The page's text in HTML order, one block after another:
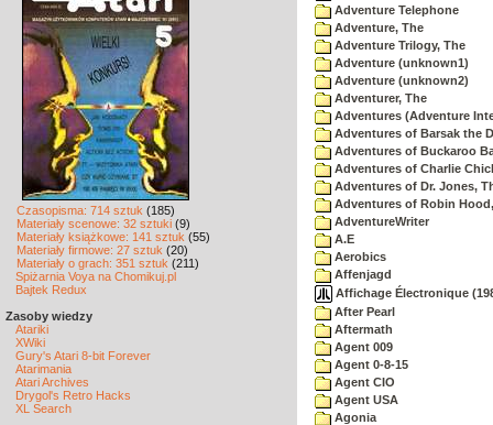
Czasopisma: 714 sztuk (185)
Materiały scenowe: 32 sztuki (9)
Materiały książkowe: 141 sztuk (55)
Materiały firmowe: 27 sztuk (20)
Materiały o grach: 351 sztuk (211)
Spiżarnia Voya na Chomikuj.pl
Bajtek Redux
Zasoby wiedzy
Atariki
XWiki
Gury's Atari 8-bit Forever
Atarimania
Atari Archives
Drygol's Retro Hacks
XL Search
Adventure Telephone
Adventure, The
Adventure Trilogy, The
Adventure (unknown1)
Adventure (unknown2)
Adventurer, The
Adventures (Adventure
Adventures of Barsak the
Adventures of Buckaroo
Adventures of Charlie
Adventures of Dr. Jones,
Adventures of Robin
AdventureWriter
A.E
Aerobics
Affenjagd
Affichage Électronique
After Pearl
Aftermath
Agent 009
Agent 0-8-15
Agent CIO
Agent USA
Agonia